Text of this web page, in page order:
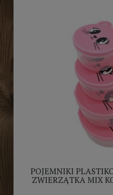
POJEMNIKI
ZWIERZĄTKA MIX